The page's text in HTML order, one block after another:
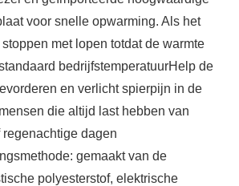
voor snelle opwarming. Als het
met lopen totdat de warmte
bedrijfstemperatuurHelp de
en verlicht spierpijn in de
die altijd last hebben van
dagen
gemaakt van de
polyesterstof, elektrische